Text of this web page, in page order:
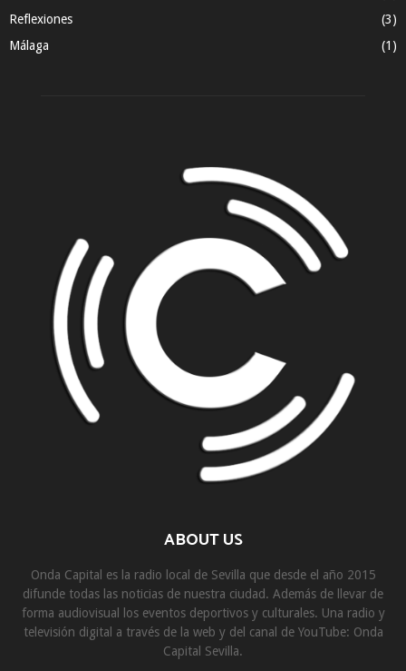
Reflexiones
(3)
Málaga
(1)
ABOUT US
Onda Capital es la radio local de Sevilla que desde el año 2015
difunde todas las noticias de nuestra ciudad. Además de llevar de
forma audiovisual los eventos deportivos y culturales. Una radio y
televisión digital a través de la web y del canal de YouTube: Onda
Capital Sevilla.